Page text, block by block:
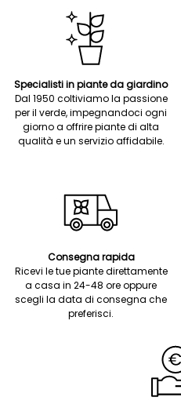
Specialisti in piante da giardino
Dal 1950 coltiviamo la passione
per il verde, impegnandoci ogni
giorno a offrire piante di alta
qualità e un servizio affidabile.
Consegna rapida
Ricevi le tue piante direttamente
a casa in 24-48 ore oppure
scegli la data di consegna che
preferisci.